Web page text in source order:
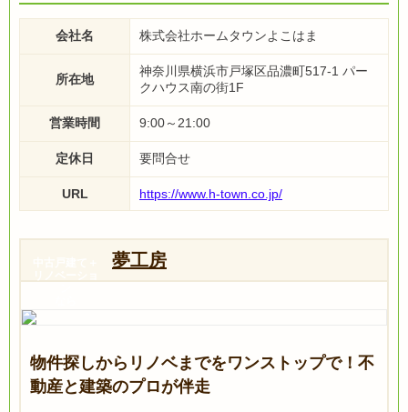
会社名 株式会社ホームタウンよこはま
所在地
神奈川県横浜市戸塚区品濃町517-1 パー
クハウス南の街1F
営業時間 9:00～21:00
定休日 要問合せ
URL https://www.h-town.co.jp/
夢工房
物件探しからリノベまでをワンストップで！不
動産と建築のプロが伴走